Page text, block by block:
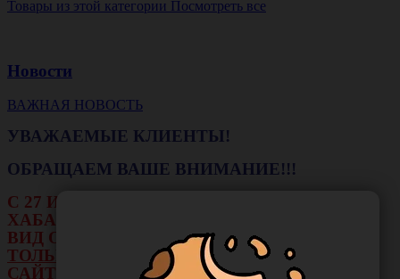
Товары из этой категории Посмотреть все
Новости
ВАЖНАЯ НОВОСТЬ
УВАЖАЕМЫЕ КЛИЕНТЫ!
ОБРАЩАЕМ ВАШЕ ВНИМАНИЕ!!!
С 27 ИЮЛЯ ПО 16 АВГУСТА В ФИЛИАЛЕ Г.
ХАБАРОВСКА НЕ БУДЕТ ДЕЙСТВОВАТЬ
ВИД ОПЛАТЫ: НАЛИЧНЫЕ И ТЕРМИНАЛ.
ТОЛЬКО ОПЛАТА ОНЛАЙН НА НАШЕМ
САЙТЕ ИЛИ ЧЕРЕЗ РАСЧЕТНЫЙ СЧЕТ.